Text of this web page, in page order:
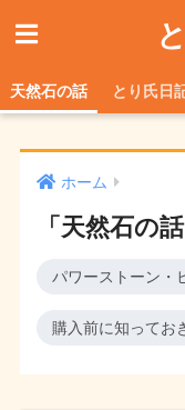
天然石の話 とり氏日
ホーム
「天然石の
パワーストーン・
購入前に知ってお